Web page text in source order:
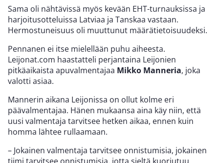
Sama oli nähtävissä myös kevään EHT-turnauksissa ja
harjoitusotteluissa Latviaa ja Tanskaa vastaan.
Hermostuneisuus oli muuttunut määrätietoisuudeksi.
Pennanen ei itse mielellään puhu aiheesta.
Leijonat.com haastatteli perjantaina Leijonien
pitkäaikaista apuvalmentajaa Mikko Manneria, joka
valotti asiaa.
Mannerin aikana Leijonissa on ollut kolme eri
päävalmentajaa. Hänen mukaansa aina käy niin, että
uusi valmentaja tarvitsee hetken aikaa, ennen kuin
homma lähtee rullaamaan.
– Jokainen valmentaja tarvitsee onnistumisia, jokainen